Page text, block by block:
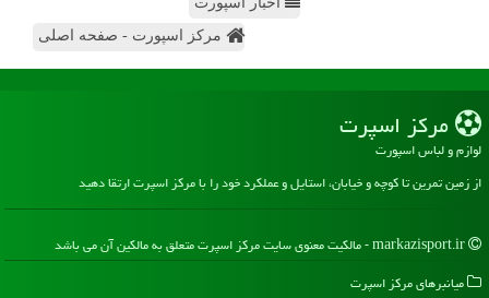
مرکز اسپورت - صفحه اصلی
مركز اسپرت
لوازم و لباس اسپورت
از زمین تمرین تا کوچه و خیابان، استایل و عملکرد خود را با مرکز اسپرت ارتقا دهید
میانبرهای مركز اسپرت